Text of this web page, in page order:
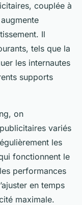
couplée à
Il
tels que la
les internautes
supports
on
variés
les
fonctionnent le
performances
en temps
maximale.